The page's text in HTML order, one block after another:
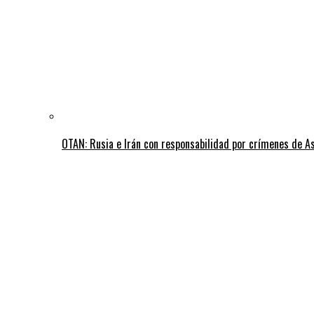
OTAN: Rusia e Irán con responsabilidad por crímenes de